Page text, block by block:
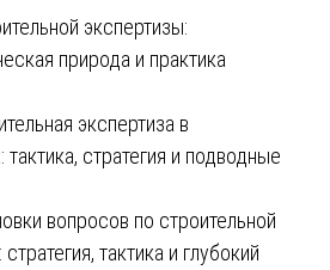
экспертизы:
природа и практика
экспертиза в
стратегия и подводные
вопросов по строительной
тактика и глубокий